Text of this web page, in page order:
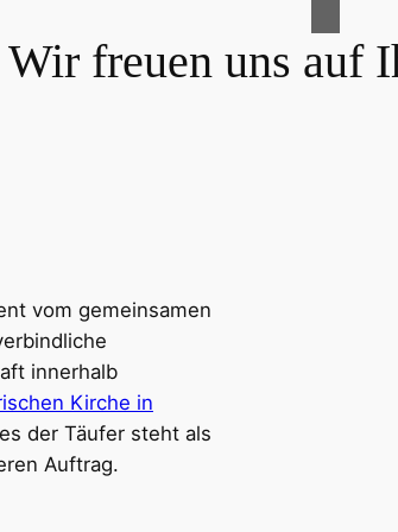
Wir freuen uns auf
vom gemeinsamen
innerhalb
Kirche in
der Täufer steht als
Auftrag.